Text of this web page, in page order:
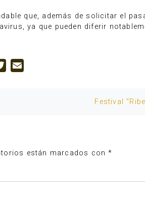
que, además de solicitar el
ya que pueden diferir
Twitter
Festival
están marcados con*